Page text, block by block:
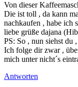
Von dieser
Die ist toll , da kann
nachkaufen , habe ich
liebe grüße dajana
PS: So , nun siehst
Ich folge dir zwar ,
mich unter nicht´s
Antworten